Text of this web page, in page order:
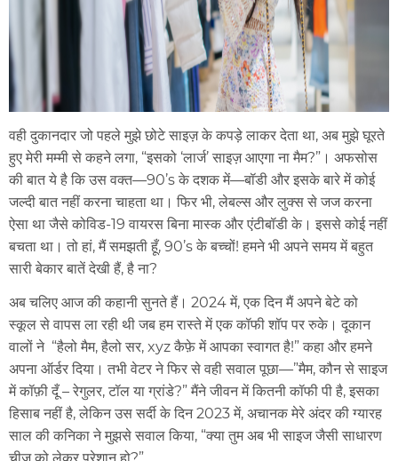
वही दुकानदार जो पहले मुझे छोटे साइज़ के कपड़े लाकर देता था, अब मुझे घूरते
हुए मेरी मम्मी से कहने लगा, “इसको ‘लार्ज’ साइज़ आएगा ना मैम?”। अफसोस
की बात ये है कि उस वक्त—90’s के दशक में—बॉडी और इसके बारे में कोई
जल्दी बात नहीं करना चाहता था। फिर भी, लेबल्स और लुक्स से जज करना
ऐसा था जैसे कोविड-19 वायरस बिना मास्क और एंटीबॉडी के। इससे कोई नहीं
बचता था। तो हां, मैं समझती हूँ, 90’s के बच्चों! हमने भी अपने समय में बहुत
सारी बेकार बातें देखी हैं, है ना?
अब चलिए आज की कहानी सुनते हैं। 2024 में, एक दिन मैं अपने बेटे को
स्कूल से वापस ला रही थी जब हम रास्ते में एक कॉफी शॉप पर रुके। दूकान
वालों ने “हैलो मैम, हैलो सर, xyz कैफ़े में आपका स्वागत है!” कहा और हमने
अपना ऑर्डर दिया। तभी वेटर ने फिर से वही सवाल पूछा—”मैम, कौन से साइज
में कॉफ़ी दूँ – रेगुलर, टॉल या ग्रांडे?” मैंने जीवन में कितनी कॉफी पी है, इसका
हिसाब नहीं है, लेकिन उस सर्दी के दिन 2023 में, अचानक मेरे अंदर की ग्यारह
साल की कनिका ने मुझसे सवाल किया, “क्या तुम अब भी साइज जैसी साधारण